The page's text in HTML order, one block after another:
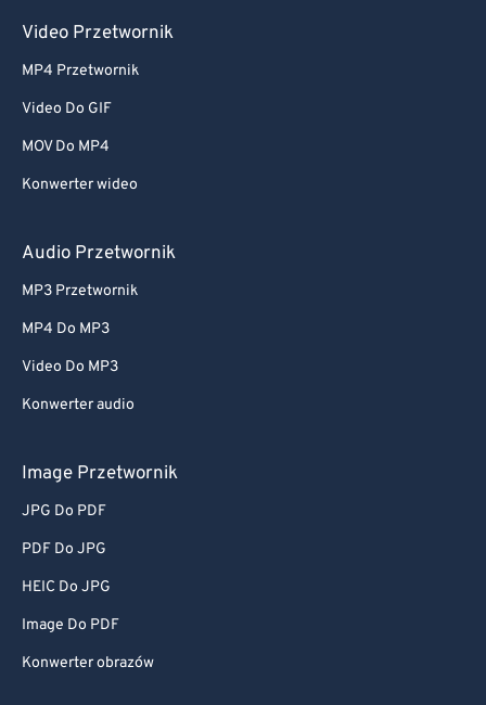
Video Przetwornik
MP4 Przetwornik
Video Do GIF
MOV Do MP4
Konwerter wideo
Audio Przetwornik
MP3 Przetwornik
MP4 Do MP3
Video Do MP3
Konwerter audio
Image Przetwornik
JPG Do PDF
PDF Do JPG
HEIC Do JPG
Image Do PDF
Konwerter obrazów